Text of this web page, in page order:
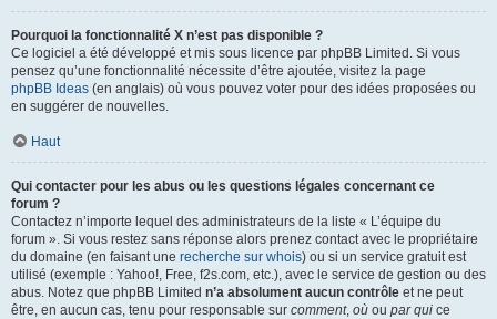
Pourquoi la fonctionnalité X n’est pas disponible ?
Ce logiciel a été développé et mis sous licence par phpBB Limited. Si vous
pensez qu’une fonctionnalité nécessite d’être ajoutée, visitez la page
phpBB Ideas (en anglais) où vous pouvez voter pour des idées proposées ou
en suggérer de nouvelles.
Haut
Qui contacter pour les abus ou les questions légales concernant ce
forum ?
Contactez n’importe lequel des administrateurs de la liste « L’équipe du
forum ». Si vous restez sans réponse alors prenez contact avec le propriétaire
du domaine (en faisant une recherche sur whois) ou si un service gratuit est
utilisé (exemple : Yahoo!, Free, f2s.com, etc.), avec le service de gestion ou des
abus. Notez que phpBB Limited n’a absolument aucun contrôle et ne peut
être, en aucun cas, tenu pour responsable sur comment, où ou par qui ce